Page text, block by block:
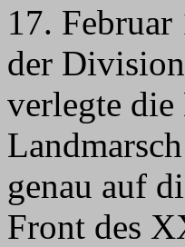
17.
der
verlegte
genau auf
Front des